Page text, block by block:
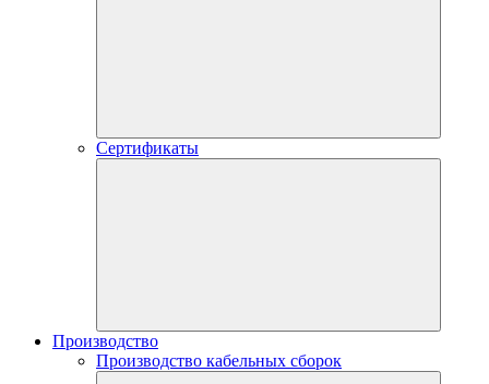
Сертификаты
Производство
Производство кабельных сборок